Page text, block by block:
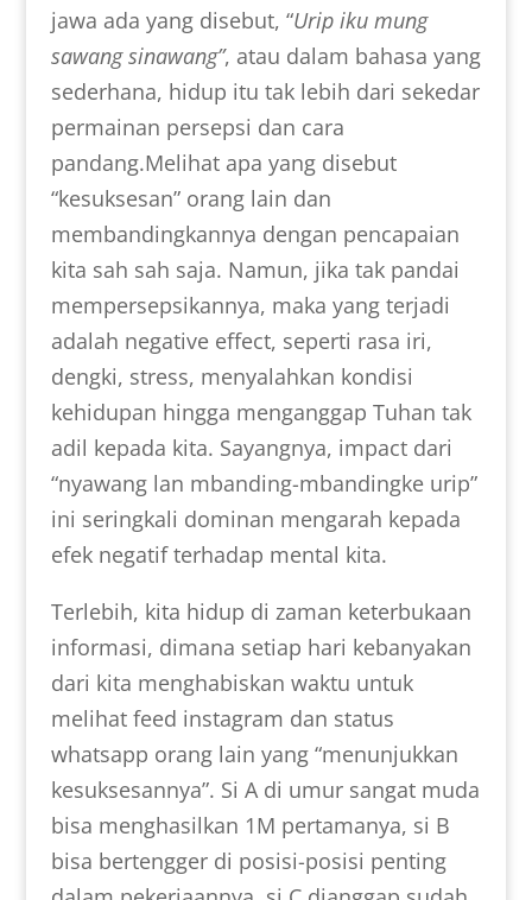
jawa ada yang disebut, “Urip iku mung
sawang sinawang”, atau dalam bahasa yang
sederhana, hidup itu tak lebih dari sekedar
permainan persepsi dan cara
pandang.Melihat apa yang disebut
“kesuksesan” orang lain dan
membandingkannya dengan pencapaian
kita sah sah saja. Namun, jika tak pandai
mempersepsikannya, maka yang terjadi
adalah negative effect, seperti rasa iri,
dengki, stress, menyalahkan kondisi
kehidupan hingga menganggap Tuhan tak
adil kepada kita. Sayangnya, impact dari
“nyawang lan mbanding-mbandingke urip”
ini seringkali dominan mengarah kepada
efek negatif terhadap mental kita.
Terlebih, kita hidup di zaman keterbukaan
informasi, dimana setiap hari kebanyakan
dari kita menghabiskan waktu untuk
melihat feed instagram dan status
whatsapp orang lain yang “menunjukkan
kesuksesannya”. Si A di umur sangat muda
bisa menghasilkan 1M pertamanya, si B
bisa bertengger di posisi-posisi penting